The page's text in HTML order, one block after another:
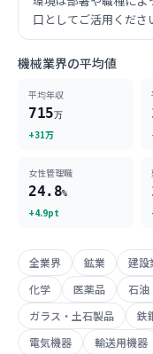
口としてご活用くださ
機械業界の平均値
平均年収
715万
+31万
女性管理職
24.8%
+4.9pt
全業界 鉱業 建設
化学
医薬品 石油
ガラス・土石製品
鉄
電気機器
輸送用機器